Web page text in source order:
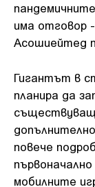
има отговор
Асошиейтед
Гигантът в
планира да
повече
мобилните